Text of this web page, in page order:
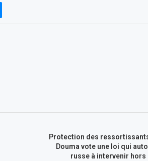
Protection des
Douma vote une loi qui
russe à intervenir hors